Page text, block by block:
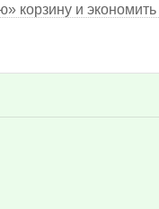
корзину и